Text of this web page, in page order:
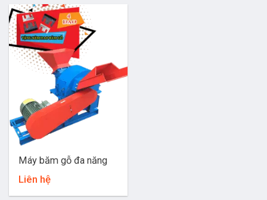
Máy băm gỗ đa năng
Liên hệ